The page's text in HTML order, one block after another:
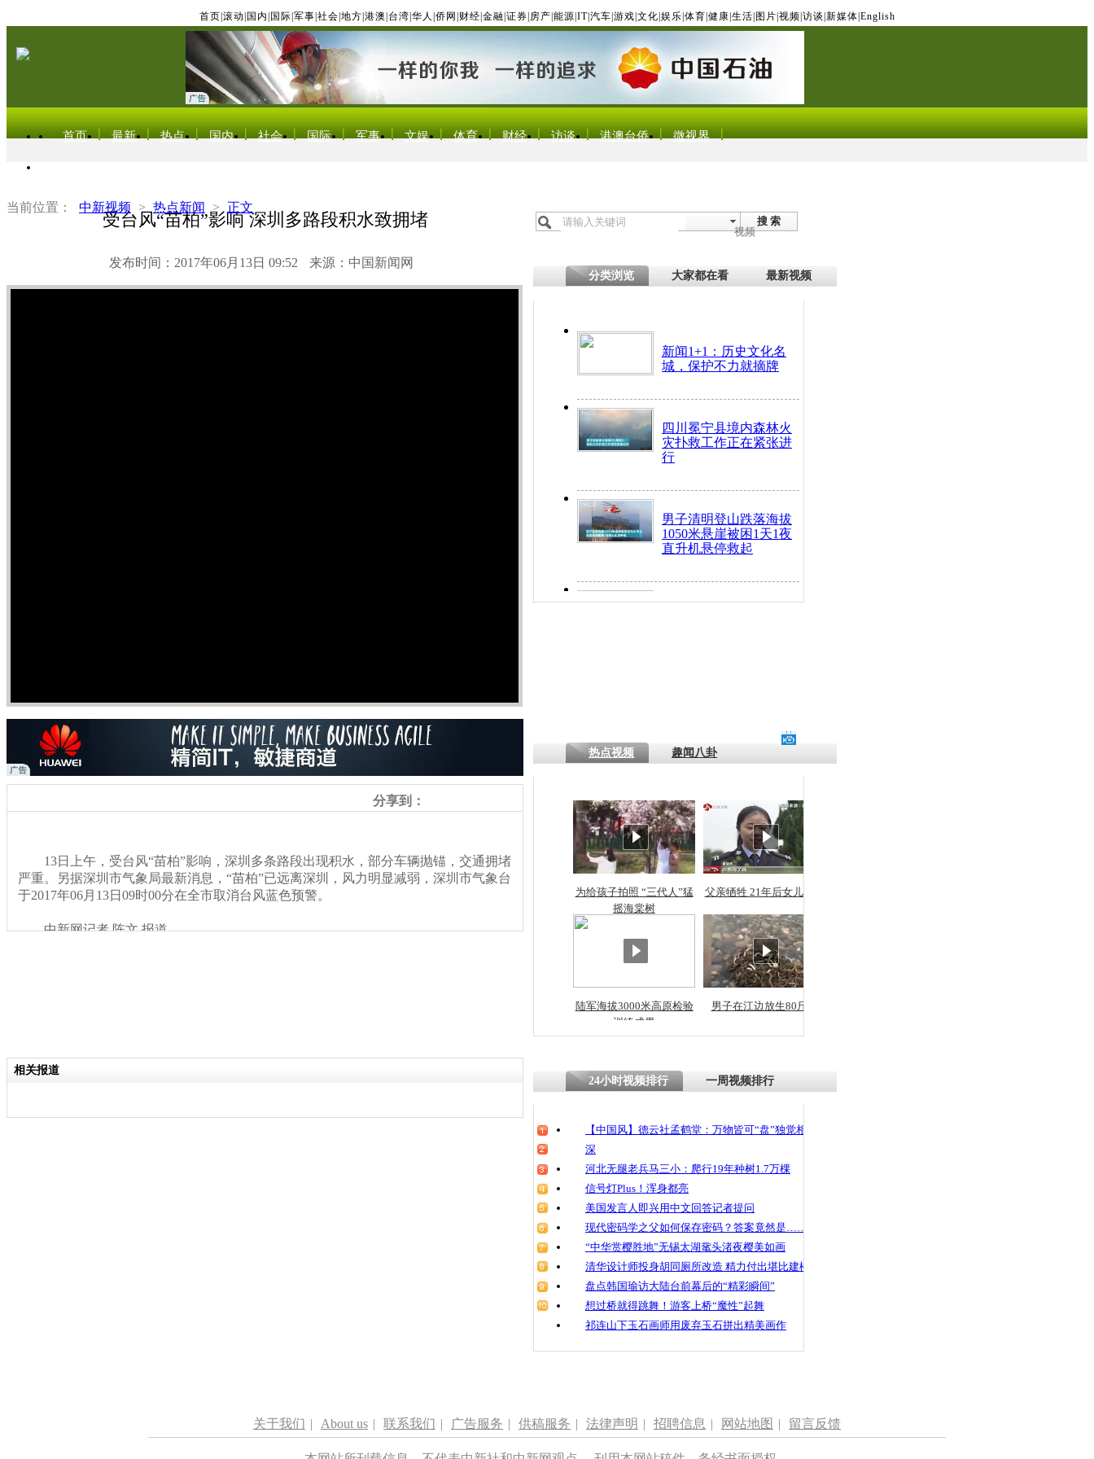
首页 滚动 国内 国际 军事 社会 地方 港澳 台湾 华人 侨网 财经 金融 证券 房产 能源 IT| 汽车 游戏 文化 娱乐 体育 健康 生活 图片 视频 访谈 新媒体 English
首页 最新 热点 国内 社会 国际 军事 文娱 体育 财经 访谈 港澳台侨 微视界
当前位置： 中新视频 > 热点新闻 > 正文
受台风“苗柏”影响 深圳多路段积水致拥堵
发布时间：2017年06月13日 09:52 来源：中国新闻网
搜 索
视频
分类浏览 大家都在看 最新视频
新闻1+1：历史文化名
城，保护不力就摘牌
四川冕宁县境内森林火
灾扑救工作正在紧张进
行
男子清明登山跌落海拔
1050米悬崖被困1天1夜
直升机悬停救起
探访传承四千年传统习
俗：近万民众为娥皇女
英省亲送行
小伙骑车逆行被查情绪
崩溃 网上回答崩溃原
四川兴文苗乡上万人欢
魂
受台风“苗柏”影响 深圳
多路段积水致拥堵
分享到：
13日上午，受台风“苗柏”影响，深圳多条路段出现积水，部分车辆抛锚，交通拥堵
严重。另据深圳市气象局最新消息，“苗柏”已远离深圳，风力明显减弱，深圳市气象台
于2017年06月13日09时00分在全市取消台风蓝色预警。
中新网记者 陈文 报道
热点视频 趣闻八卦
为给孩子拍照 “三代人”猛
摇海棠树
父亲牺牲 21年后女儿从警
陆军海拔3000米高原检验
训练成果
男子在江边放生80斤蛇
相关报道
24小时视频排行
一周视频排行
【中国风】德云社孟鹤堂：万物皆可“盘”独觉相声
深
河北无腿老兵马三小：爬行19年种树1.7万棵
信号灯Plus！浑身都亮
美国发言人即兴用中文回答记者提问
现代密码学之父如何保存密码？答案竟然是……
“中华赏樱胜地”无锡太湖鼋头渚夜樱美如画
清华设计师投身胡同厕所改造 精力付出堪比建楼
盘点韩国瑜访大陆台前幕后的“精彩瞬间”
想过桥就得跳舞！游客上桥“魔性”起舞
祁连山下玉石画师用废弃玉石拼出精美画作
关于我们 | About us | 联系我们 | 广告服务 | 供稿服务 | 法律声明 | 招聘信息 | 网站地图 | 留言反馈